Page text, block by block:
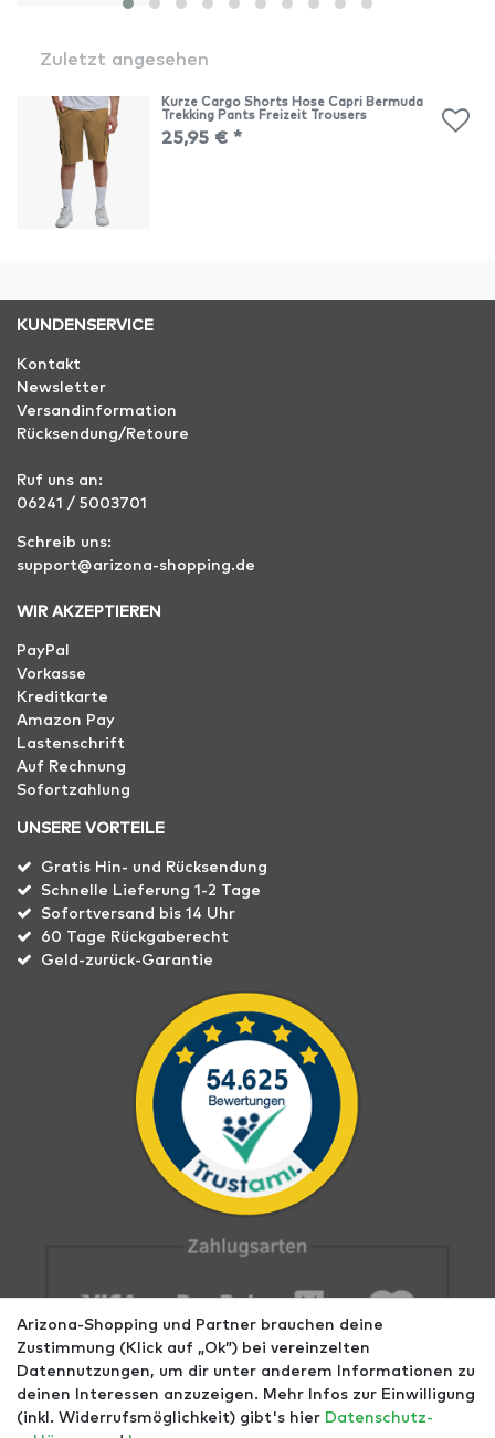
Zuletzt angesehen
Kurze Cargo Shorts Hose Capri Bermuda
Trekking Pants Freizeit Trousers
25,95 € *
KUNDENSERVICE
Kontakt
Newsletter
Versandinformation
Rücksendung/Retoure
Ruf uns an:
06241 / 5003701
Schreib uns:
support@arizona-shopping.de
WIR AKZEPTIEREN
PayPal
Vorkasse
Kreditkarte
Amazon Pay
Lastenschrift
Auf Rechnung
Sofortzahlung
UNSERE VORTEILE
Gratis Hin- und Rücksendung
Schnelle Lieferung 1-2 Tage
Sofortversand bis 14 Uhr
60 Tage Rückgaberecht
Geld-zurück-Garantie
Arizona-Shopping und Partner brauchen deine
Zustimmung (Klick auf „Ok”) bei vereinzelten
Datennutzungen, um dir unter anderem Informationen zu
deinen Interessen anzuzeigen. Mehr Infos zur Einwilligung
(inkl. Widerrufsmöglichkeit) gibt's hier Daten­schutz­